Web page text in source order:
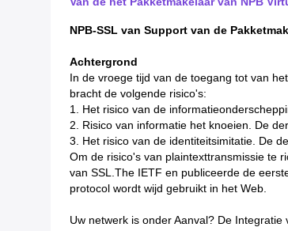
NPB-SSL van Support van de
Achtergrond
In de vroege tijd van de toegang tot van
bracht de volgende risico's:
1. Het risico van de
2. Risico van informatie het knoeien. De
3. Het risico van de identiteitsimitatie. De
Om de risico's van plaintexttransmissie te
van SSL.The IETF en publiceerde de
protocol wordt wijd gebruikt in het Web.
Uw netwerk is onder Aanval? De Integratie